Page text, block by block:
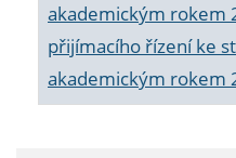
akademickým rokem
přijímacího řízení ke
akademickým rokem